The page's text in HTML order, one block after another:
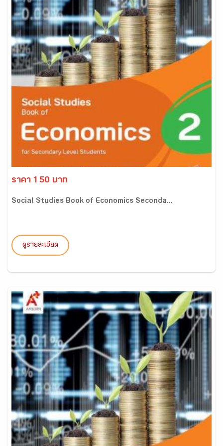
ราคา 150 บาท
Social Studies Book of Economics Seconda...
ดูรายละเอียด